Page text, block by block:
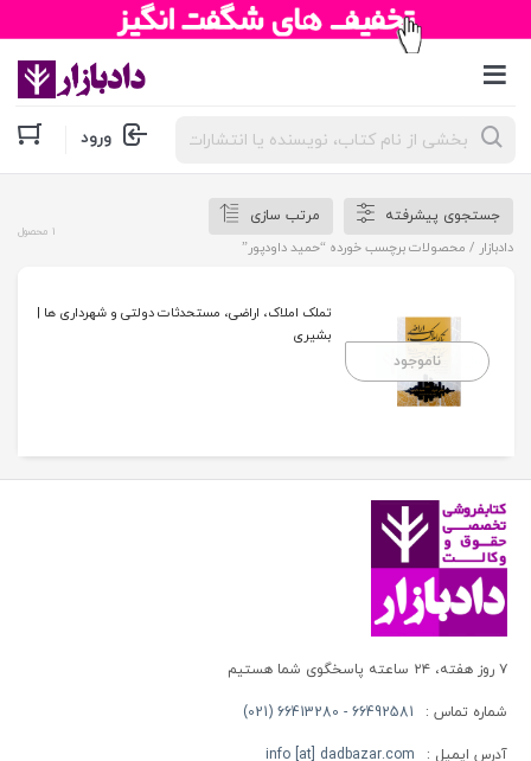
جستجوی
محصولات ورود
جستجوی پیشرفته
مرتب سازی
دادبازار / محصولات برچسب خورده “حمید داودپور”
1 محصول
ناموجود
تملک املاک، اراضی، مستحدثات دولتی و شهرداری ها |
بشیری
۷ روز هفته، ۲۴ ساعته پاسخگوی شما هستیم
شماره تماس : 66492581 - 66413280 (021)
آدرس ایمیل : info [at] dadbazar.com